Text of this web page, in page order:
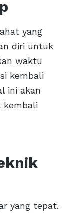
yang
diri untuk
waktu
kembali
ini akan
kembali
yang tepat.